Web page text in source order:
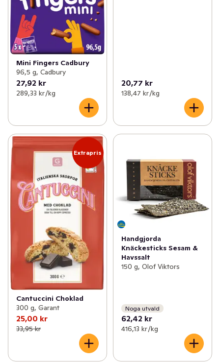
Mini Fingers Cadbury
96,5 g, Cadbury
27,92 kr
289,33 kr /kg
20,77 kr
138,47 kr /kg
Extrapris
Cantuccini Choklad
300 g, Garant
25,00 kr
33,95 kr
Handgjorda
Knäckesticks Sesam &
Havssalt
150 g, Olof Viktors
Noga utvald
62,42 kr
416,13 kr /kg